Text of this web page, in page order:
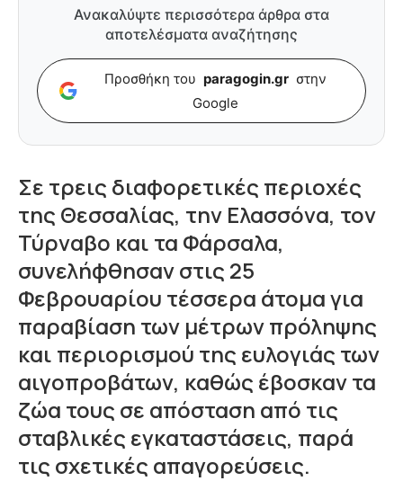
Ανακαλύψτε περισσότερα άρθρα στα
αποτελέσματα αναζήτησης
Προσθήκη του paragogin.gr στην
Google
Σε τρεις διαφορετικές περιοχές
της Θεσσαλίας, την Ελασσόνα, τον
Τύρναβο και τα Φάρσαλα,
συνελήφθησαν στις 25
Φεβρουαρίου τέσσερα άτομα για
παραβίαση των μέτρων πρόληψης
και περιορισμού της ευλογιάς των
αιγοπροβάτων, καθώς έβοσκαν τα
ζώα τους σε απόσταση από τις
σταβλικές εγκαταστάσεις, παρά
τις σχετικές απαγορεύσεις.